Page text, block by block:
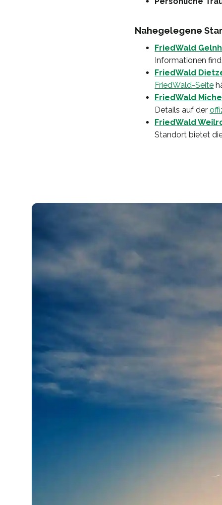
Nahegelegene
FriedWald
Informationen
FriedWald
FriedWald-Seite
FriedWald
Details auf der
FriedWald
Standort bietet